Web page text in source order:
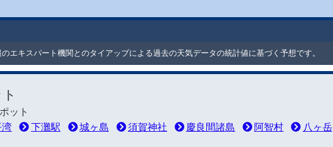
エキスパート機関とのタイアップによる過去の天気データの統計値に基づく予想です。
ット
湾 下灘駅 城ヶ島 須賀神社 慶良間諸島 阿智村 八ヶ岳